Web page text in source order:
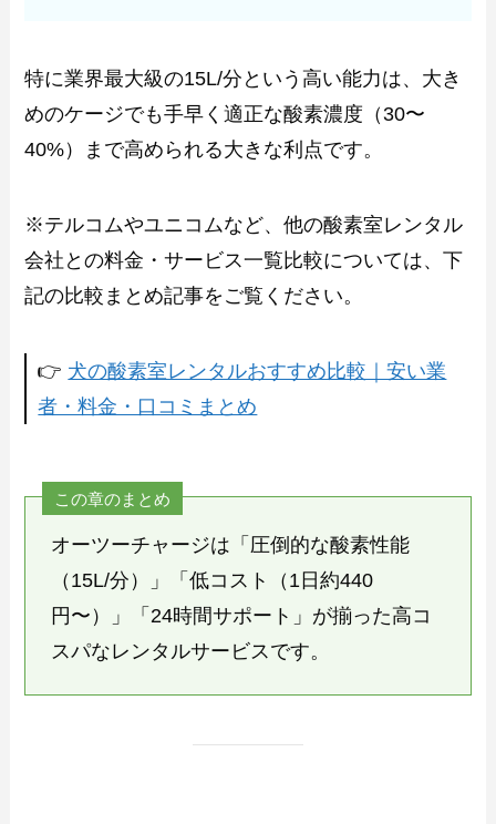
特に業界最大級の15L/分という高い能力は、大き
めのケージでも手早く適正な酸素濃度（30〜
40%）まで高められる大きな利点です。
※テルコムやユニコムなど、他の酸素室レンタル
会社との料金・サービス一覧比較については、下
記の比較まとめ記事をご覧ください。
👉 犬の酸素室レンタルおすすめ比較｜安い業
者・料金・口コミまとめ
この章のまとめ
オーツーチャージは「圧倒的な酸素性能
（15L/分）」「低コスト（1日約440
円〜）」「24時間サポート」が揃った高コ
スパなレンタルサービスです。